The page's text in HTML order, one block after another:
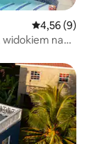
Średnia
4,56 (9)
na